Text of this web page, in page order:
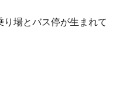
り場とバス停が生まれて